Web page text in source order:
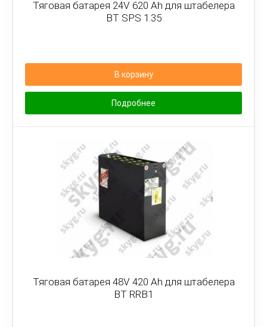
Тяговая батарея 24V 620 Ah для штабелера
BT SPS 1.35
В корзину
Подробнее
Тяговая батарея 48V 420 Ah для штабелера
BT RRB1